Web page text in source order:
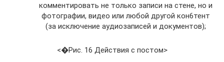
комментировать не только записи на стене, но и
фотографии, видео или любой другой кон6тент
(за исключение аудиозаписей и документов);
<�Рис. 16 Действия с постом>